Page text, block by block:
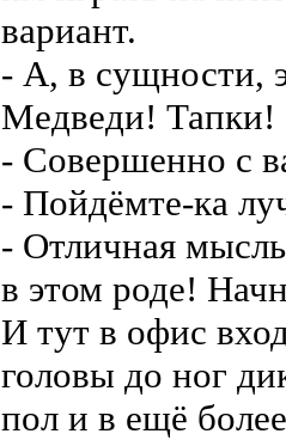
вариант.
- А, в сущности,
Медведи! Тапки!
- Совершенно с
- Пойдёмте-ка
- Отличная
в этом роде!
И тут в офис
головы до ног
пол и в ещё